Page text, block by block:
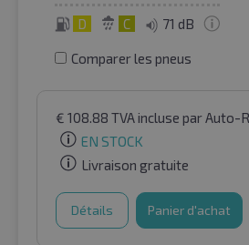
D C 71 dB
Comparer les pneus
€ 108.88 TVA incluse par Auto-
EN STOCK
Livraison gratuite
Détails Panier d'achat